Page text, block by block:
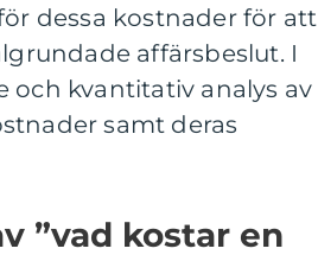
dessa kostnader för att
affärsbeslut. I
kvantitativ analys av
samt deras
”vad kostar en